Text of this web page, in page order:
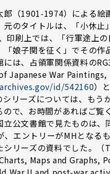
郎（1901-1974）による
元のタイトルは、「小休
印刷上では、「行軍途上
娘子関を征く」でその作
には、占領軍関係資料の
Japanese War Paintings,
id/542160）
シリーズについては、も
ので、お時間があればご覧
立公文書館で見たものは
、エントリーがMHとなる
シリーズの資料でした
Maps and Graphs,